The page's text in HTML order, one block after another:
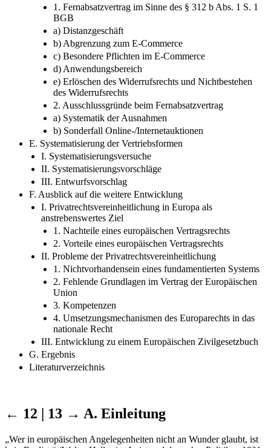
1. Fernabsatzvertrag im Sinne des § 312 b Abs. 1 S. 1
BGB
a) Distanzgeschäft
b) Abgrenzung zum E-Commerce
c) Besondere Pflichten im E-Commerce
d) Anwendungsbereich
e) Erlöschen des Widerrufsrechts und Nichtbestehen
des Widerrufsrechts
2. Ausschlussgründe beim Fernabsatzvertrag
a) Systematik der Ausnahmen
b) Sonderfall Online-/Internetauktionen
E. Systematisierung der Vertriebsformen
I. Systematisierungsversuche
II. Systematisierungsvorschläge
III. Entwurfsvorschlag
F. Ausblick auf die weitere Entwicklung
I. Privatrechtsvereinheitlichung in Europa als
anstrebenswertes Ziel
1. Nachteile eines europäischen Vertragsrechts
2. Vorteile eines europäischen Vertragsrechts
II. Probleme der Privatrechtsvereinheitlichung
1. Nichtvorhandensein eines fundamentierten Systems
2. Fehlende Grundlagen im Vertrag der Europäischen
Union
3. Kompetenzen
4. Umsetzungsmechanismen des Europarechts in das
nationale Recht
III. Entwicklung zu einem Europäischen Zivilgesetzbuch
G. Ergebnis
Literaturverzeichnis
← 12 | 13 → A. Einleitung
„Wer in europäischen Angelegenheiten nicht an Wunder glaubt, ist